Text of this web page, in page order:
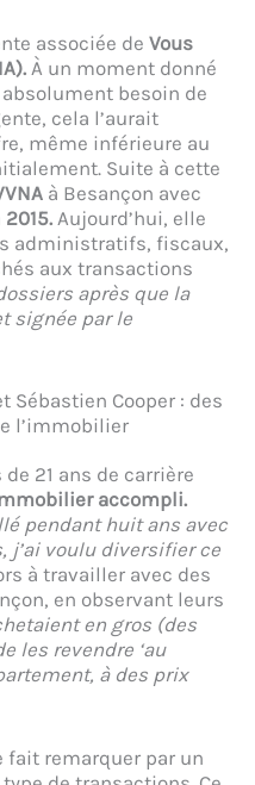
associée de Vous
À un moment donné
besoin de
cela l’aurait
même inférieure au
Suite à cette
à Besançon avec
2015. Aujourd’hui, elle
administratifs, fiscaux,
aux transactions
après que la
signée par le
Sébastien Cooper : des
l’immobilier
21 ans de carrière
accompli.
pendant huit ans avec
j’ai voulu diversifier ce
à travailler avec des
en observant leurs
en gros (des
les revendre ‘au
à des prix
fait remarquer par un